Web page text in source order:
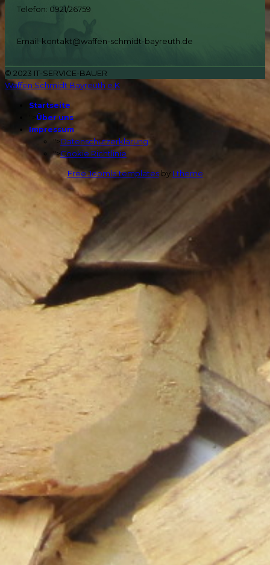
Telefon: 0921/26759
Email: kontakt@waffen-schmidt-bayreuth.de
© 2023 IT-SERVICE-BAUER
Waffen Schmidt Bayreuth e.K
Startseite
Über uns
Impressum
">Datenschutzerklärung
">Cookie Richtlinie
Free Joomla templatesby Ltheme